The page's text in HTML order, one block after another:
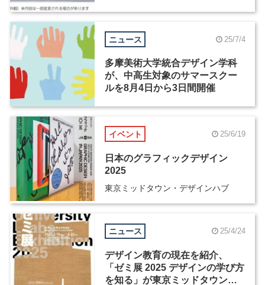
ニュース 25/7/4
多摩美術大学統合デザイン学科
が、中高生対象のサマースクー
ルを8月4日から3日間開催
イベント 25/6/19
日本のグラフィックデザイン
2025
東京ミッドタウン・デザインハブ
ニュース 25/4/24
デザイン教育の現在を紹介、
「ゼミ展 2025 デザインの学び方
を知る」が東京ミッドタウンで